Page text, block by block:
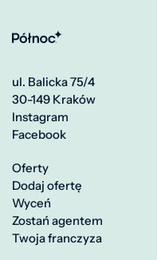
ul. Balicka 75/4
30-149 Kraków
Instagram
Facebook
Oferty
Dodaj ofertę
Wyceń
Zostań agentem
Twoja franczyza